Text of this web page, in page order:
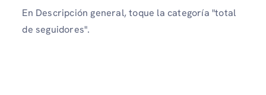
En Descripción general, toque la categoría "total
de seguidores".